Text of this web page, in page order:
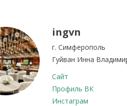
ingvn
г. Симферополь
Гуйван Инна
Сайт
Профиль ВК
Инстаграм